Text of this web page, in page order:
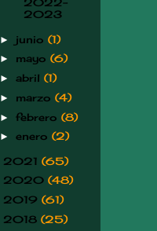
2022-
2023
► junio (1)
► mayo (6)
► abril (1)
► marzo (4)
► febrero (8)
► enero (2)
2021 (65)
2020 (48)
2019 (61)
2018 (25)